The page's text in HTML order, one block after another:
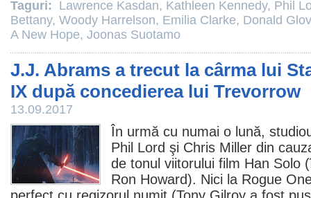
Taguri: Lawrence Kasdan, Kathleen Kennedy, Phil
Bettany, Woody Harrelson, Emilia Clarke, Donald
A New Hope, Joonas Suotamo
J.J. Abrams a trecut la cârma lui
IX după concedierea lui Trevorrow
13.09.2017
În urmă cu numai o lună,
Phil Lord şi Chris Miller din
de tonul viitorului film Han Solo
Ron Howard). Nici la Rogue